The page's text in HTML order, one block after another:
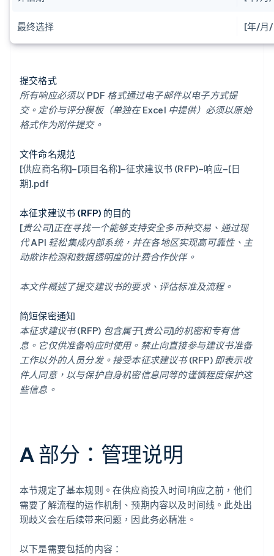
最终选择 [年/月
提交格式
所有响应必须以 PDF 格式通过电子邮件以电子方式提
交。定价与评分模板（单独在 Excel 中提供）必须以原始
格式作为附件提交。
文件命名规范
[供应商名称]–[项目名称]–征求建议书 (RFP)–响应–[日
期].pdf
本征求建议书 (RFP) 的目的
[贵公司]正在寻找一个能够支持安全多币种交易、通过现
代 API 轻松集成内部系统，并在各地区实现高可靠性、主
动欺诈检测和数据透明度的计费合作伙伴。
本文件概述了提交建议书的要求、评估标准及流程。
简短保密通知
本征求建议书 (RFP) 包含属于[贵公司]的机密和专有信
息。它仅供准备响应时使用。禁止向直接参与建议书准备
工作以外的人员分发。接受本征求建议书 (RFP) 即表示收
件人同意，以与保护自身机密信息同等的谨慎程度保护这
些信息。
A 部分：管理说明
本节规定了基本规则。在供应商投入时间响应之前，他们
需要了解流程的运作机制、预期内容以及时间线。此处出
现歧义会在后续带来问题，因此务必精准。
以下是需要包括的内容：